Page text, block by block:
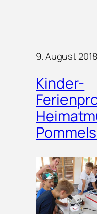
9. August 2018
Kinder-